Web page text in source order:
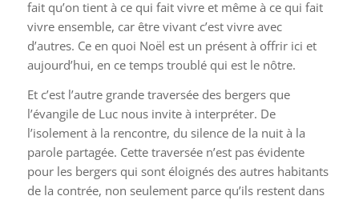
fait qu’on tient à ce qui fait vivre et même à ce qui fait
vivre ensemble, car être vivant c’est vivre avec
d’autres. Ce en quoi Noël est un présent à offrir ici et
aujourd’hui, en ce temps troublé qui est le nôtre.
Et c’est l’autre grande traversée des bergers que
l’évangile de Luc nous invite à interpréter. De
l’isolement à la rencontre, du silence de la nuit à la
parole partagée. Cette traversée n’est pas évidente
pour les bergers qui sont éloignés des autres habitants
de la contrée, non seulement parce qu’ils restent dans